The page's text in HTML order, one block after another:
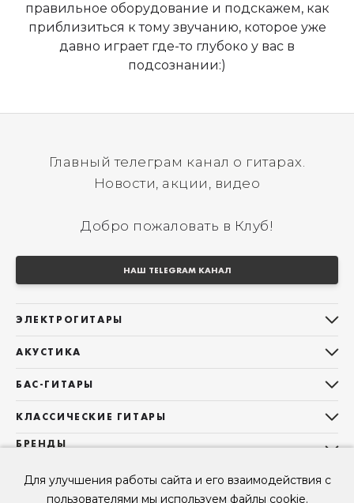
Для улучшения работы сайта и его взаимодействия с
пользователями мы используем файлы cookie.
правильное оборудование и подскажем, как
приблизиться к тому звучанию, которое уже
давно играет где-то глубоко у вас в
подсознании:)
Главный телеграм канал о гитарах.
Новости, акции, видео
Добро пожаловать в Клуб!
НАШ TELEGRAM КАНАЛ
ЭЛЕКТРОГИТАРЫ
Telecaster
Les Paul
Superstrat
АКУСТИКА
Фолки (ОМ, 000, 00)
Гранд Аудиториум
Б/У, уцененные гитары
БАС-ГИТАРЫ
Precision Bass
КЛАССИЧЕСКИЕ ГИТАРЫ
Все классические гитары
Б/У, уцененные гитары
БРЕНДЫ
Sigma Guitars
Контакты